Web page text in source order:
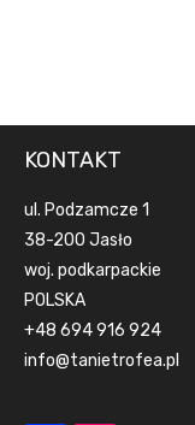
KONTAKT
ul. Podzamcze 1
38-200 Jasło
woj. podkarpackie
POLSKA
+48 694 916 924
info@tanietrofea.pl